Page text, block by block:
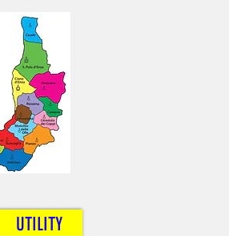
UTILITY